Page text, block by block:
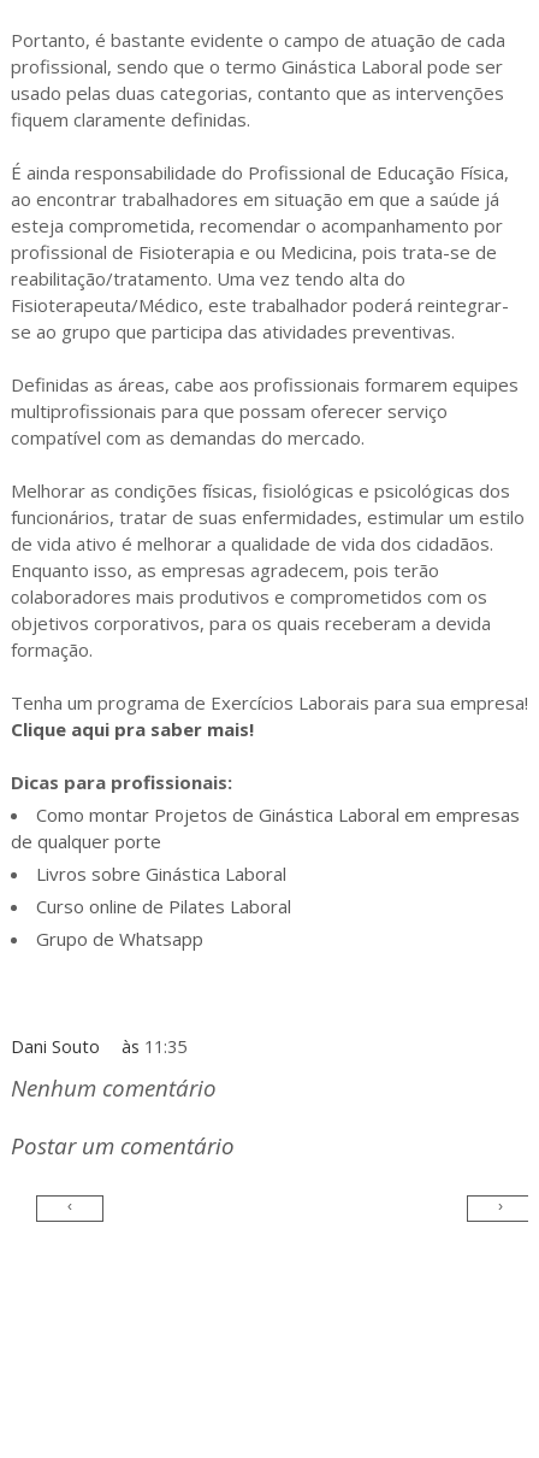
Portanto, é bastante evidente o campo de atuação de cada
profissional, sendo que o termo Ginástica Laboral pode ser
usado pelas duas categorias, contanto que as intervenções
fiquem claramente definidas.
É ainda responsabilidade do Profissional de Educação Física,
ao encontrar trabalhadores em situação em que a saúde já
esteja comprometida, recomendar o acompanhamento por
profissional de Fisioterapia e ou Medicina, pois trata-se de
reabilitação/tratamento. Uma vez tendo alta do
Fisioterapeuta/Médico, este trabalhador poderá reintegrar-
se ao grupo que participa das atividades preventivas.
Definidas as áreas, cabe aos profissionais formarem equipes
multiprofissionais para que possam oferecer serviço
compatível com as demandas do mercado.
Melhorar as condições físicas, fisiológicas e psicológicas dos
funcionários, tratar de suas enfermidades, estimular um estilo
de vida ativo é melhorar a qualidade de vida dos cidadãos.
Enquanto isso, as empresas agradecem, pois terão
colaboradores mais produtivos e comprometidos com os
objetivos corporativos, para os quais receberam a devida
formação.
Tenha um programa de Exercícios Laborais para sua empresa!
Clique aqui pra saber mais!
Dicas para profissionais:
Como montar Projetos de Ginástica Laboral em empresas
de qualquer porte
Livros sobre Ginástica Laboral
Curso online de Pilates Laboral
Grupo de Whatsapp
Dani Souto às 11:35
Nenhum comentário
Postar um comentário
‹ ›